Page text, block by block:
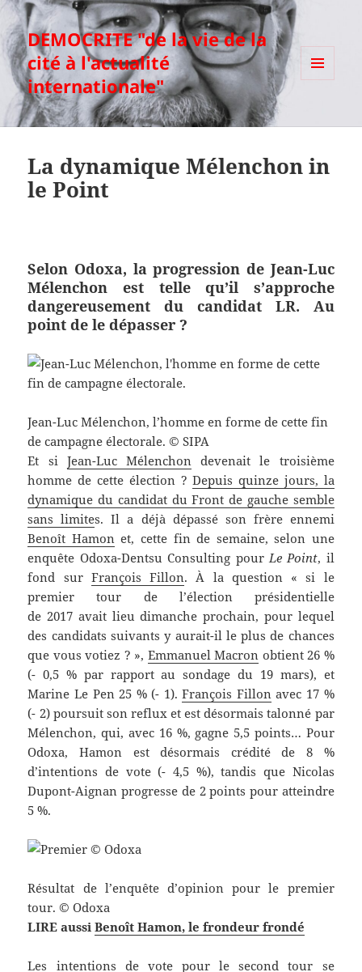
DEMOCRITE "de la vie de la
cité à l'actualité
internationale"
La dynamique Mélenchon in
le Point
Selon Odoxa, la progression de Jean-Luc
Mélenchon est telle qu’il s’approche
dangereusement du candidat LR. Au
point de le dépasser ?
Jean-Luc Mélenchon, l’homme en forme de cette fin
de campagne électorale. © SIPA
Et si Jean-Luc Mélenchon devenait le troisième
homme de cette élection ?Depuis quinze jours, la
dynamique du candidat du Front de gauche semble
sans limites. Il a déjà dépassé son frère ennemi
Benoît Hamonet, cette fin de semaine, selon une
enquête Odoxa-Dentsu Consulting pourLe Point, il
fond sur François Fillon. À la question « si le
premier tour de l’élection présidentielle
de 2017 avait lieu dimanche prochain, pour lequel
des candidats suivants y aurait-il le plus de chances
que vous votiez ? », Emmanuel Macron obtient 26 %
(- 0,5 % par rapport au sondage du 19 mars), et
Marine Le Pen 25 % (- 1).François Fillonavec 17 %
(- 2) poursuit son reflux et est désormais talonné par
Mélenchon, qui, avec 16 %, gagne 5,5 points… Pour
Odoxa, Hamon est désormais crédité de 8 %
d’intentions de vote (- 4,5 %), tandis que Nicolas
Dupont-Aignan progresse de 2 points pour atteindre
5 %.
Résultat de l’enquête d’opinion pour le premier
tour. © Odoxa
LIRE aussiBenoît Hamon, le frondeur frondé
Les intentions de vote pour le second tour se